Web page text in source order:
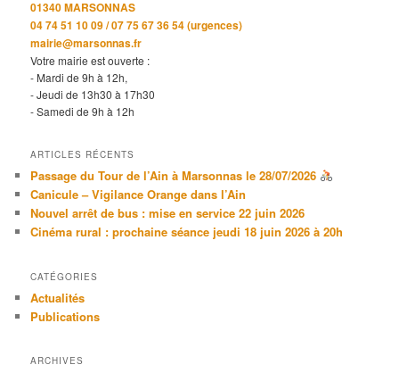
01340 MARSONNAS
04 74 51 10 09 / 07 75 67 36 54 (urgences)
mairie@marsonnas.fr
Votre mairie est ouverte :
- Mardi de 9h à 12h,
- Jeudi de 13h30 à 17h30
- Samedi de 9h à 12h
ARTICLES RÉCENTS
Passage du Tour de l’Ain à Marsonnas le 28/07/2026
Canicule – Vigilance Orange dans l’Ain
Nouvel arrêt de bus : mise en service 22 juin 2026
Cinéma rural : prochaine séance jeudi 18 juin 2026 à 20h
CATÉGORIES
Actualités
Publications
ARCHIVES